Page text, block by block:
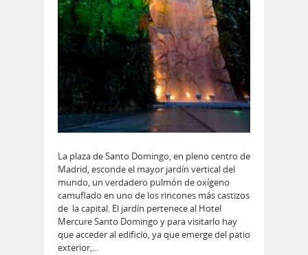
La plaza de Santo Domingo, en pleno centro de
Madrid, esconde el mayor jardín vertical del
mundo, un verdadero pulmón de oxígeno
camuflado en uno de los rincones más castizos
de la capital. El jardín pertenece al Hotel
Mercure Santo Domingo y para visitarlo hay
que acceder al edificio, ya que emerge del patio
exterior,…